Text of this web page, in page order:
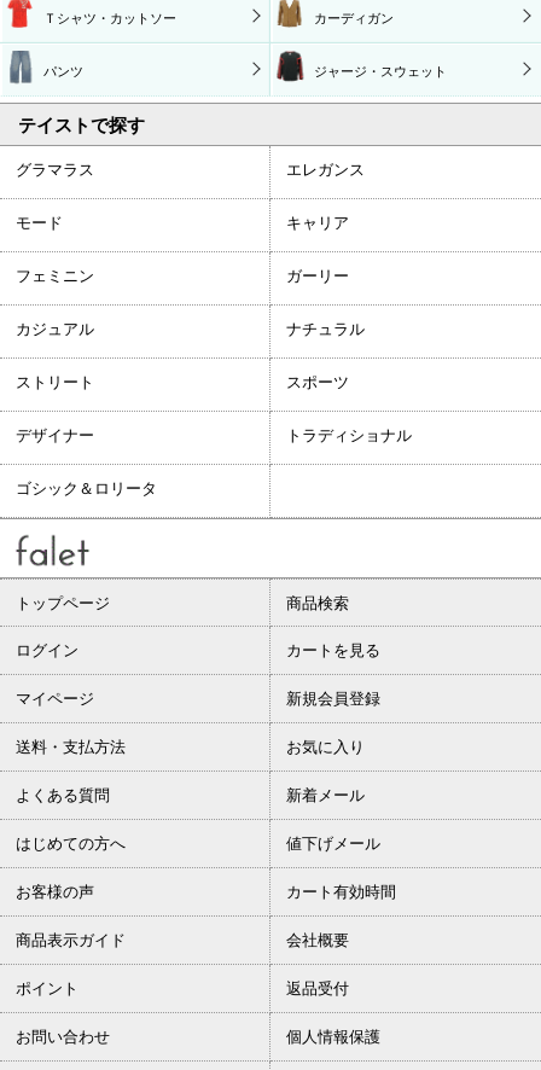
Ｔシャツ・カットソー カーディガン
パンツ ジャージ・スウェット
テイストで探す
グラマラス エレガンス
モード キャリア
フェミニン ガーリー
カジュアル ナチュラル
ストリート スポーツ
デザイナー トラディショナル
ゴシック＆ロリータ
トップページ 商品検索
ログイン カートを見る
マイページ 新規会員登録
送料・支払方法 お気に入り
よくある質問 新着メール
はじめての方へ 値下げメール
お客様の声 カート有効時間
商品表示ガイド 会社概要
ポイント 返品受付
お問い合わせ 個人情報保護